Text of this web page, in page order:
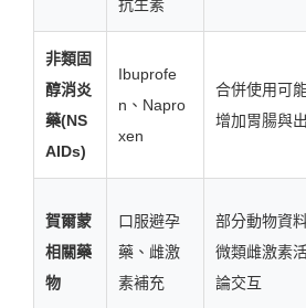
抗生素
非類固
醇消炎
藥(NS
AIDs)
Ibuprofe
n、Napro
xen
合併使用可
增加胃腸與
賀爾蒙
相關藥
物
口服避孕
藥、雌激
素補充
部分動物資
微類雌激素
論交互